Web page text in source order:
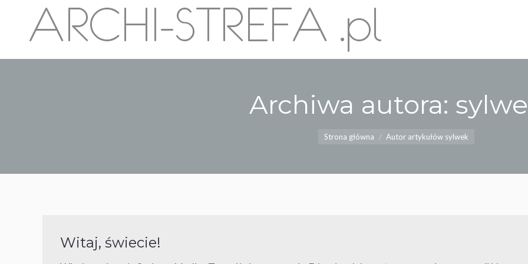
Archiwa autora:
Strona główna Autor artykułów sylwek
Witaj, świecie!